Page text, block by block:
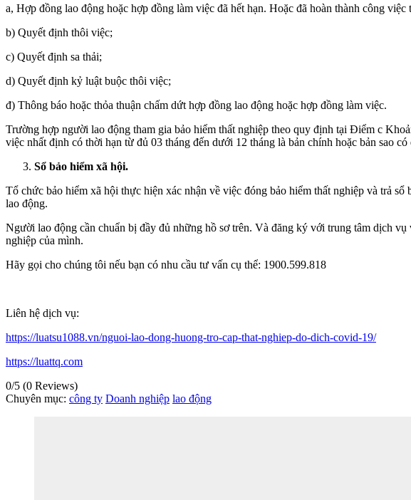
a, Hợp đồng lao động hoặc hợp đồng làm việc đã hết hạn. Hoặc đã hoàn thành công việc
b) Quyết định thôi việc;
c) Quyết định sa thải;
d) Quyết định kỷ luật buộc thôi việc;
đ) Thông báo hoặc thỏa thuận chấm dứt hợp đồng lao động hoặc hợp đồng làm việc.
Trường hợp người lao động tham gia bảo hiểm thất nghiệp theo quy định tại Điểm c
việc nhất định có thời hạn từ đủ 03 tháng đến dưới 12 tháng là bản chính hoặc bản sao
Sổ bảo hiểm xã hội.
Tổ chức bảo hiểm xã hội thực hiện xác nhận về việc đóng bảo hiểm thất nghiệp và trả
lao động.
Người lao động cần chuẩn bị đầy đủ những hồ sơ trên. Và đăng ký với trung tâm dịch
nghiệp của mình.
Hãy gọi cho chúng tôi nếu bạn có nhu cầu tư vấn cụ thể: 1900.599.818
Liên hệ dịch vụ:
https://luatsu1088.vn/nguoi-lao-dong-huong-tro-cap-that-nghiep-do-dich-covid-19/
https://luattq.com
0/5 (0 Reviews)
Chuyên mục: công ty Doanh nghiệp lao động